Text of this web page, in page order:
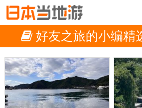
好友之旅的小编精